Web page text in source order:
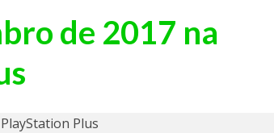
de 2017 na